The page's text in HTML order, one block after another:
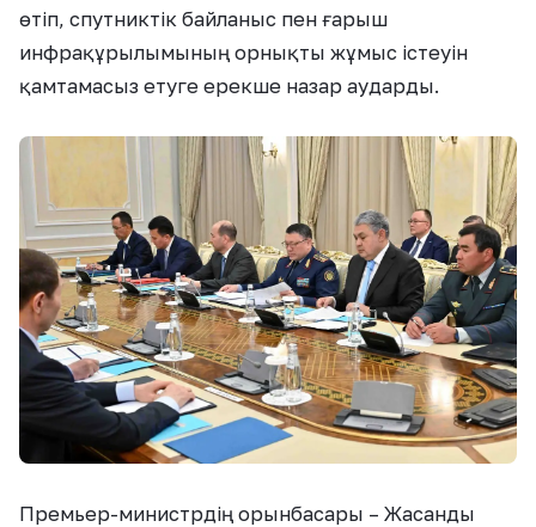
өтіп, спутниктік байланыс пен ғарыш
инфрақұрылымының орнықты жұмыс істеуін
қамтамасыз етуге ерекше назар аударды.
Премьер-министрдің орынбасары – Жасанды